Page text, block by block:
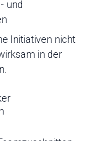
und
Initiativen nicht
in der